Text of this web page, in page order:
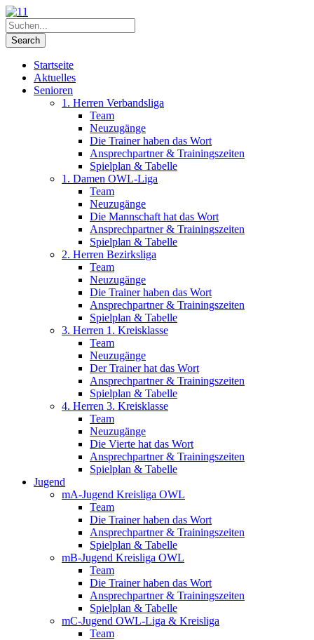
Startseite
Aktuelles
Senioren
1. Herren Verbandsliga
Team
Neuzugänge
Die Trainer haben das Wort
Ansprechpartner & Trainingszeiten
Spielplan & Tabelle
1. Damen OWL-Liga
Team
Neuzugänge
Die Mannschaft hat das Wort
Ansprechpartner & Trainingszeiten
Spielplan & Tabelle
2. Herren Bezirksliga
Team
Neuzugänge
Die Trainer haben das Wort
Ansprechpartner & Trainingszeiten
Spielplan & Tabelle
3. Herren 1. Kreisklasse
Team
Neuzugänge
Der Trainer hat das Wort
Ansprechpartner & Trainingszeiten
Spielplan & Tabelle
4. Herren 3. Kreisklasse
Team
Neuzugänge
Die Vierte hat das Wort
Ansprechpartner & Trainingszeiten
Spielplan & Tabelle
Jugend
mA-Jugend Kreisliga OWL
Team
Die Trainer haben das Wort
Ansprechpartner & Trainingszeiten
Spielplan & Tabelle
mB-Jugend Kreisliga OWL
Team
Die Trainer haben das Wort
Ansprechpartner & Trainingszeiten
Spielplan & Tabelle
mC-Jugend OWL-Liga & Kreisliga
Team